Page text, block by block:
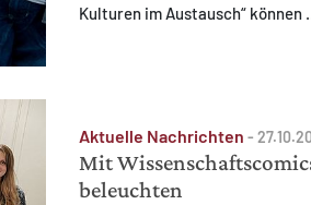
Kulturen im Austausch“ können ...
Aktuelle Nachrichten -
Mit
beleuchten